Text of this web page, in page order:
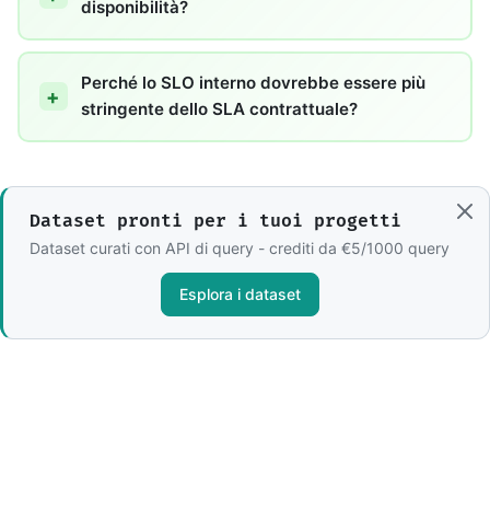
disponibilità?
Perché lo SLO interno dovrebbe essere più
stringente dello SLA contrattuale?
Dataset pronti per i tuoi progetti
Dataset curati con API di query - crediti da €5/1000 query
Esplora i dataset